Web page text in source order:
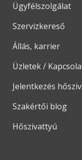
Ügyfélszolgálat
Szervizkereső
Állás, karrier
Üzletek /
Jelentkezés
Szakértői blog
Hőszivattyú